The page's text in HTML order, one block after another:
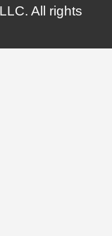
All rights